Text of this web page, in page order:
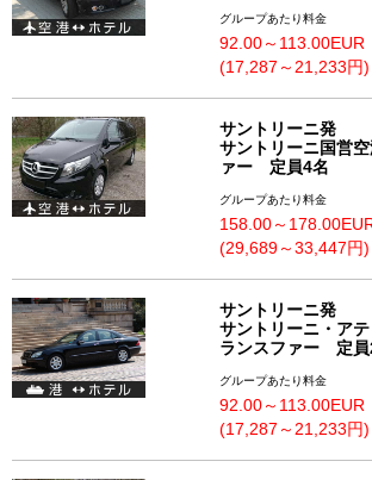
グループあたり料金
92.00～113.00EUR
(17,287～21,233円)
サントリーニ発
サントリーニ国営
ァー 定員4名
グループあたり料金
158.00～
(29,689～33,447円)
サントリーニ発
サントリーニ・ア
ランスファー 定員
グループあたり料金
92.00～113.00EUR
(17,287～21,233円)